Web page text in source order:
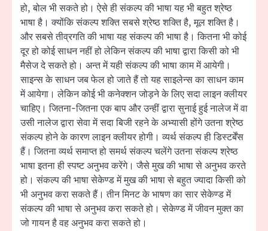
हो, बोल भी सकते हो। ऐसे ही संकल्प की भाषा यह भी बहुत श्रेष्ठ
भाषा है। क्योंकि संकल्प शक्ति सबसे श्रेष्ठ शक्ति है, मूल शक्ति है।
और सबसे तीव्रगति की भाषा यह संकल्प की भाषा है। कितना भी कोई
दूर हो कोई साधन नहीं हो लेकिन संकल्प की भाषा द्वारा किसी को भी
मैसेज दे सकते हो। अन्त में यही संकल्प की भाषा काम में आयेगी।
साइन्स के साधन जब फेल हो जाते हैं तो यह साइलेन्स का साधन काम
में आयेगा। लेकिन कोई भी कनेक्शन जोड़ने के लिए सदा लाइन क्लीयर
चाहिए। जितना-जितना एक बाप और उन्हीं द्वारा सुनाई हुई नालेज में वा
उसी नालेज द्वारा सेवा में सदा बिजी रहने के अभ्यासी होंगे उतना श्रेष्ठ
संकल्प होने के कारण लाइन क्लीयर होगी। व्यर्थ संकल्प ही डिस्टर्बेंस
हैं। जितना व्यर्थ समाप्त हो समर्थ संकल्प चलेंगे उतना संकल्प श्रेष्ठ
भाषा इतना ही स्पष्ट अनुभव करेंगे। जैसे मुख की भाषा से अनुभव करते
हो। संकल्प की भाषा सेकेण्ड में मुख की भाषा से बहुत ज्यादा किसी को
भी अनुभव करा सकते हैं। तीन मिनट के भाषण का सार सेकेण्ड में
संकल्प की भाषा से अनुभव करा सकते हो। सेकेण्ड में जीवन मुक्त का
जो गायन है वह अनुभव करा सकते हो।